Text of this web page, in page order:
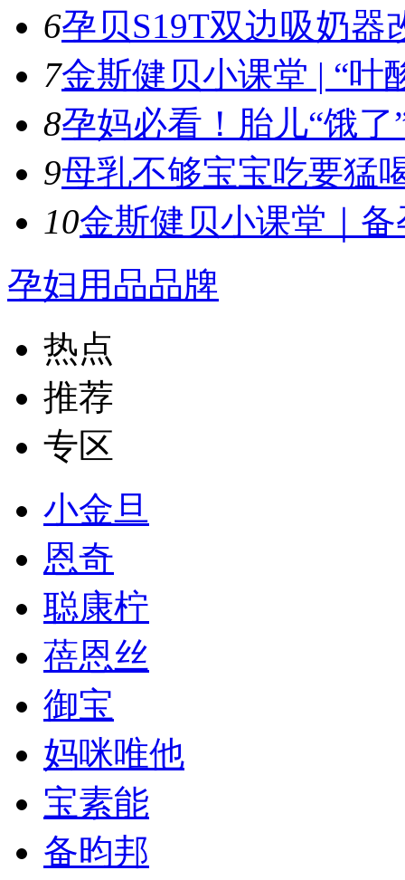
6孕贝S19T双边吸奶器
7金斯健贝小课堂 | “叶
8孕妈必看！胎儿“饿
9母乳不够宝宝吃要猛
10金斯健贝小课堂｜
孕妇用品品牌
热点
推荐
专区
小金旦
恩奇
聪康柠
蓓恩丝
御宝
妈咪唯他
宝素能
备昀邦